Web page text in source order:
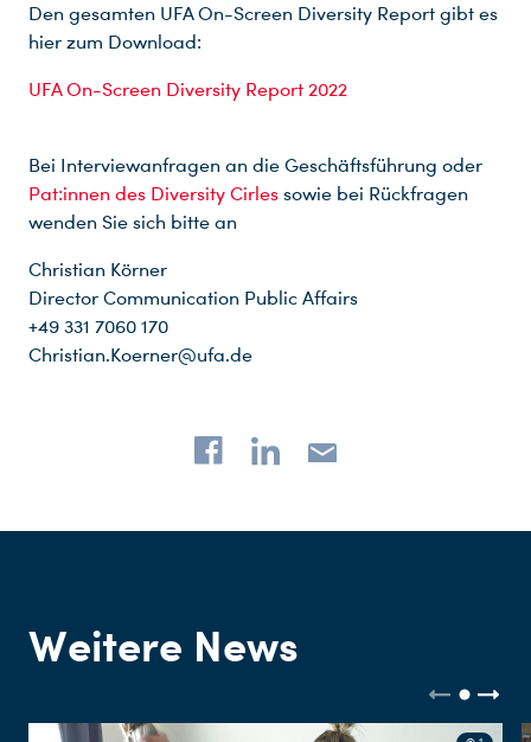
Den gesamten UFA On-Screen Diversity Report gibt es
hier zum Download:
UFA On-Screen Diversity Report 2022
Bei Interviewanfragen an die Geschäftsführung oder
Pat:innen des Diversity Cirles sowie bei Rückfragen
wenden Sie sich bitte an
Christian Körner
Director Communication Public Affairs
+49 331 7060 170
Christian.Koerner@ufa.de
Weitere News